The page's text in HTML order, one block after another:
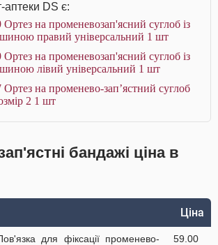
аптеки DS є:
на променевозап'ясний суглоб із
правий універсальний 1 шт
на променевозап'ясний суглоб із
лівий універсальний 1 шт
на променево-зап’ястний суглоб
2 1 шт
бандажі ціна в
Ціна
для фіксації променево-
59.00